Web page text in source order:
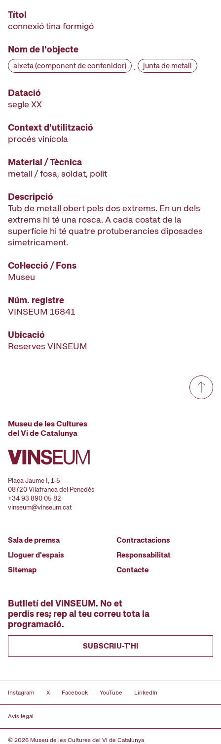
Títol
connexió tina formigó
Nom de l'objecte
aixeta (component de contenidor) · junta de metall
Datació
segle XX
Context d'utilització
procés vinícola
Material / Tècnica
metall / fosa, soldat, polit
Descripció
Tub de metall obert pels dos extrems. En un dels
extrems hi té una rosca. A cada costat de la
superfície hi té quatre protuberancies diposades
simetricament.
Col·lecció / Fons
Museu
Núm. registre
VINSEUM 16841
Ubicació
Reserves VINSEUM
Museu de les Cultures
del Vi de Catalunya
Plaça Jaume I, 1-5
08720 Vilafranca del Penedès
+34 93 890 05 82
vinseum@vinseum.cat
Sala de premsa
Lloguer d'espais
Sitemap
Contractacions
Responsabilitat
Contacte
Butlletí del VINSEUM. No et
perdis res; rep al teu correu tota la
programació.
SUBSCRIU-T'HI
Instagram X Facebook YouTube LinkedIn
Avís legal
© 2026 Museu de les Cultures del Vi de Catalunya